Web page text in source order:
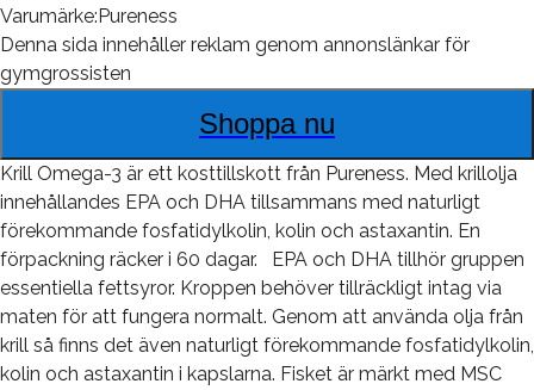
Varumärke:Pureness
Denna sida innehåller reklam genom annonslänkar för
gymgrossisten
Shoppa nu
Krill Omega-3 är ett kosttillskott från Pureness. Med krillolja
innehållandes EPA och DHA tillsammans med naturligt
förekommande fosfatidylkolin, kolin och astaxantin. En
förpackning räcker i 60 dagar. EPA och DHA tillhör gruppen
essentiella fettsyror. Kroppen behöver tillräckligt intag via
maten för att fungera normalt. Genom att använda olja från
krill så finns det även naturligt förekommande fosfatidylkolin,
kolin och astaxantin i kapslarna. Fisket är märkt med MSC